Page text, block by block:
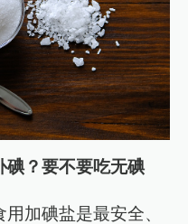
碘？要不要吃无碘
加碘盐是最安全、